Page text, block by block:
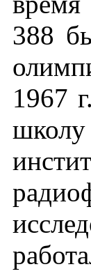
388
1967